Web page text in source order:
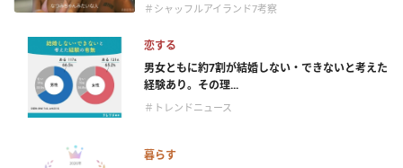
＃シャッフルアイランド7考察
恋する
男女ともに約7割が結婚しない・できないと考えた
経験あり。その理...
＃トレンドニュース
暮らす